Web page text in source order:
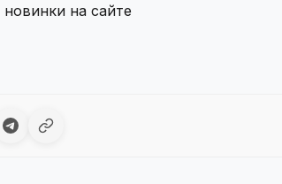
новинки на сайте